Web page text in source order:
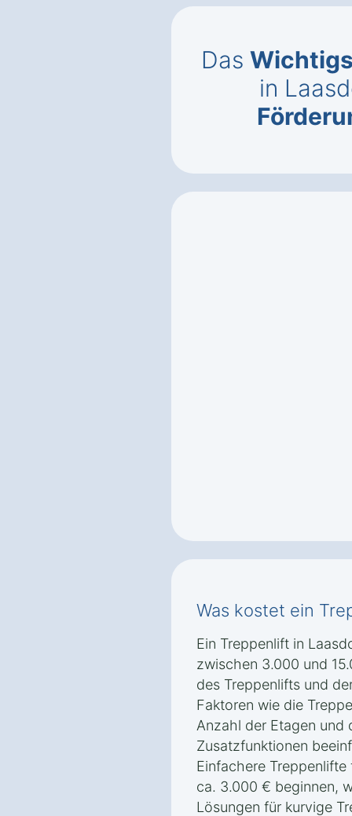
Das
in
Was kostet ein
Ein Treppenlift in
zwischen 3.000 und
des Treppenlifts und
Faktoren wie die
Anzahl der Etagen und
Zusatzfunktionen
Einfachere
ca. 3.000 € beginnen,
Lösungen für kurvige